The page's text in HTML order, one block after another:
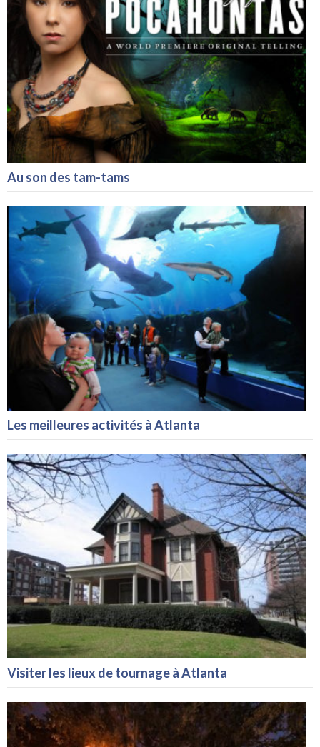
Au son des tam-tams
Les meilleures activités à Atlanta
Visiter les lieux de tournage à Atlanta